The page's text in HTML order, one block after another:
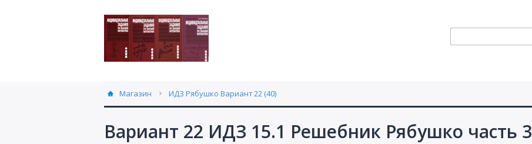
Магазин ИДЗ Рябушко Вариант 22 (40)
Вариант 22 ИДЗ 15.1 Решебник Рябушко часть 3